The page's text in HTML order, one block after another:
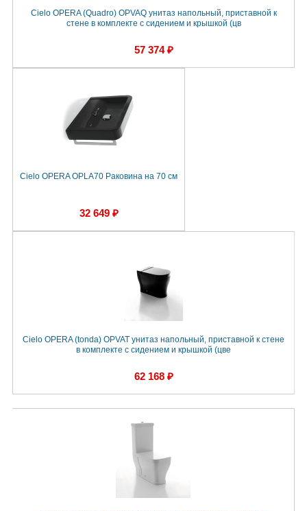
Cielo OPERA (Quadro) OPVAQ унитаз напольный, приставной к
стене в комплекте с сидением и крышкой (цв
57 374 ₽
Cielo OPERA OPLA70 Раковина на 70 см
32 649 ₽
Cielo OPERA (tonda) OPVAT унитаз напольный, приставной к стене
в комплекте с сидением и крышкой (цве
62 168 ₽